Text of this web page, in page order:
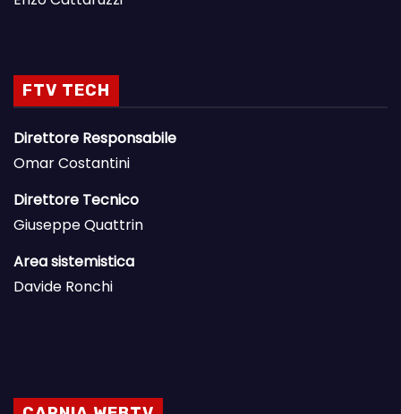
FTV TECH
Direttore Responsabile
Omar Costantini
Direttore Tecnico
Giuseppe Quattrin
Area sistemistica
Davide Ronchi